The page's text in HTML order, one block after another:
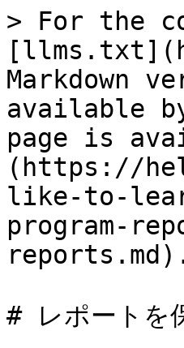
> For the
Markdown
available
page is
(https://
like-to-
program-
# レポートを